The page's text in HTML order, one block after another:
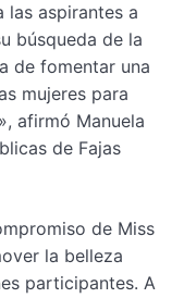
las aspirantes a
búsqueda de la
de fomentar una
mujeres para
afirmó Manuela
de Fajas
de Miss
la belleza
participantes. A